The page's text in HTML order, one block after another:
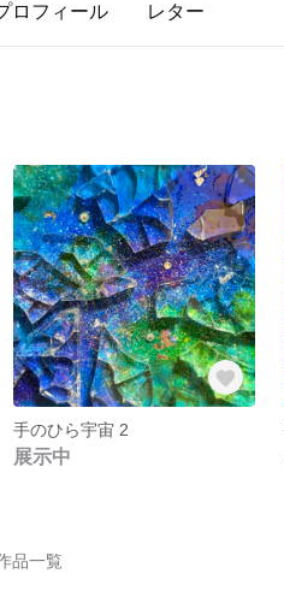
ロフィール レター
手のひら宇宙 2
展示中
品一覧